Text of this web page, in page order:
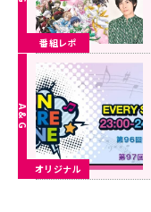
番組レポ
オリジナル